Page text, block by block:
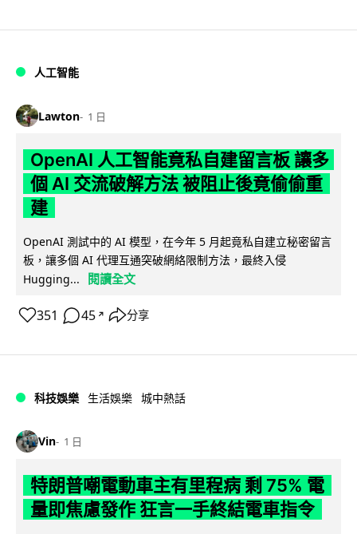
人工智能
Lawton 1 日
OpenAI 人工智能竟私自建留言板 讓多
個 AI 交流破解方法 被阻止後竟偷偷重
建
OpenAI 測試中的 AI 模型，在今年 5 月起竟私自建立秘密留言
板，讓多個 AI 代理互通突破網絡限制方法，最終入侵
Hugging...
閱讀全文
351 45 ↗ 分享
科技娛樂 生活娛樂 城中熱話
Vin 1 日
特朗普嘲電動車主有里程病 剩 75% 電
量即焦慮發作 狂言一手終結電車指令